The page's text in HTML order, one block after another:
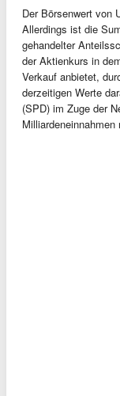
Der Börsenwert von
Allerdings ist die
gehandelter
der Aktienkurs in
Verkauf anbietet,
derzeitigen Werte
(SPD) im Zuge der